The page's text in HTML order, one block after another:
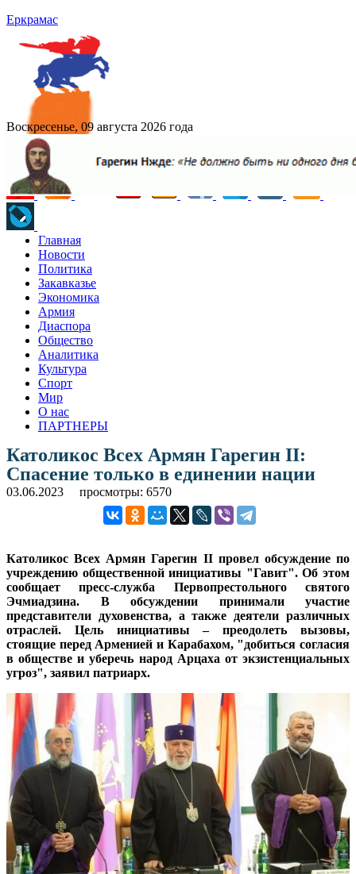
Еркрамас
Воскресенье, 09 августа 2026 года
Главная
Новости
Политика
Закавказье
Экономика
Армия
Диаспора
Общество
Аналитика
Культура
Спорт
Мир
О нас
ПАРТНЕРЫ
Католикос Всех Армян Гарегин II:
Спасение только в единении нации
03.06.2023 просмотры: 6570
Католикос Всех Армян Гарегин II провел обсуждение по
учреждению общественной инициативы "Гавит". Об этом
сообщает пресс-служба Первопрестольного святого
Эчмиадзина. В обсуждении принимали участие
представители духовенства, а также деятели различных
отраслей. Цель инициативы – преодолеть вызовы,
стоящие перед Арменией и Карабахом, "добиться согласия
в обществе и уберечь народ Арцаха от экзистенциальных
угроз", заявил патриарх.